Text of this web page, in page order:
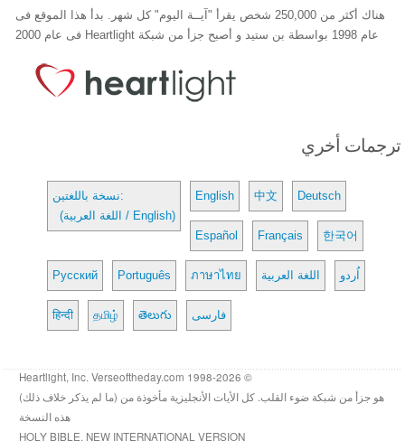
هناك أكثر من 250,000 شخص يقرأ "آيــة اليوم" كل شهر. بدأ هذا الموقع فى
عام 1998 بواسطة بن ستيد و أصبح جزأ من شبكة Heartlight فى عام 2000
ترجمات أخري
نسخة باللغتين:
(اللغة العربية / English)
English 中文 Deutsch
Español Français 한국어
Русский Português ภาษาไทย اللغة العربية اُردو
हिन्दी தமிழ் తెలుగు فارسی
© 1998-2026 Heartlight, Inc. Verseoftheday.com
هو جزأ من شبكة ضوء القلب. كل الأيات الأنجليزية مأخوذة من (ما لم يذكر خلاف ذلك)
هذه النسخة
HOLY BIBLE, NEW INTERNATIONAL VERSION